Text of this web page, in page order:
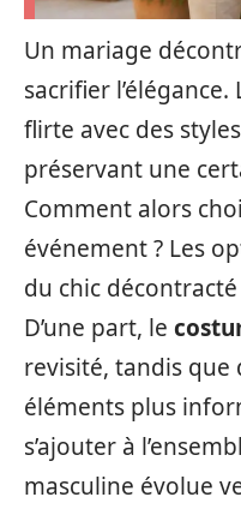
Un mariage
sacrifier
flirte avec des
préservant une
Comment alors
événement ? Les
du chic
D’une part, le
revisité, tandis que
éléments plus
s’ajouter à
masculine évolue